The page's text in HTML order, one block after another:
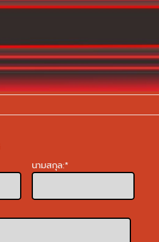
นามสกุล:*